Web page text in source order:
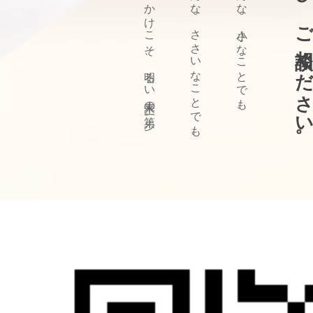
ぜひ、ご相
どんな、小さなことでも、
どんな、ささいなことでも、
きっかけこそ、明るい未来の第一歩。